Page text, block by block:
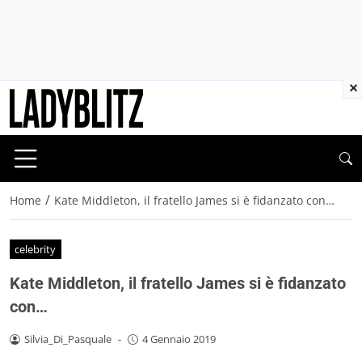
Home / Kate Middleton, il fratello James si è fidanzato con…
celebrity
Kate Middleton, il fratello James si è fidanzato
con…
Silvia_Di_Pasquale - 4 Gennaio 2019
×